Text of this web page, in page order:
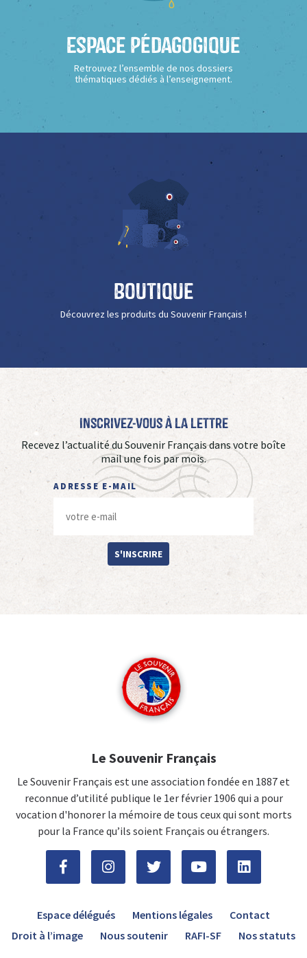
Espace Pédagogique
Retrouvez l’ensemble de nos dossiers
thématiques dédiés à l’enseignement.
Boutique
Découvrez les produits du Souvenir Français !
Inscrivez-vous à La Lettre
Recevez l’actualité du Souvenir Français dans votre boîte
mail une fois par mois.
ADRESSE E-MAIL
S'INSCRIRE
Le Souvenir Français
Le Souvenir Français est une association fondée en 1887 et
reconnue d’utilité publique le 1er février 1906 qui a pour
vocation d'honorer la mémoire de tous ceux qui sont morts
pour la France qu’ils soient Français ou étrangers.
Espace délégués Mentions légales
Contact
Droit à l’image
Nous soutenir RAFI-SF Nos statuts